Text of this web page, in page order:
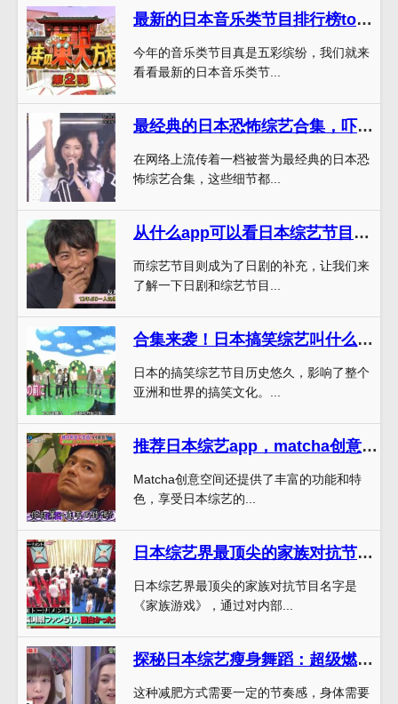
最新的日本音乐类节目排行榜top10
今年的音乐类节目真是五彩缤纷，我们就来
看看最新的日本音乐类节...
最经典的日本恐怖综艺合集，吓得我半夜都不敢上厕所
在网络上流传着一档被誉为最经典的日本恐
怖综艺合集，这些细节都...
从什么app可以看日本综艺节目这个问题探讨日剧的热度爆发源
而综艺节目则成为了日剧的补充，让我们来
了解一下日剧和综艺节目...
合集来袭！日本搞笑综艺叫什么名字，这10档节目成为了搞笑界的经典
日本的搞笑综艺节目历史悠久，影响了整个
亚洲和世界的搞笑文化。...
推荐日本综艺app，matcha创意空间告诉你好看综艺从此不再难
Matcha创意空间还提供了丰富的功能和特
色，享受日本综艺的...
日本综艺界最顶尖的家族对抗节目名字是什么？亲测好看
日本综艺界最顶尖的家族对抗节目名字是
《家族游戏》，通过对内部...
探秘日本综艺瘦身舞蹈：超级燃起来的减肥方式
这种减肥方式需要一定的节奏感，身体需要